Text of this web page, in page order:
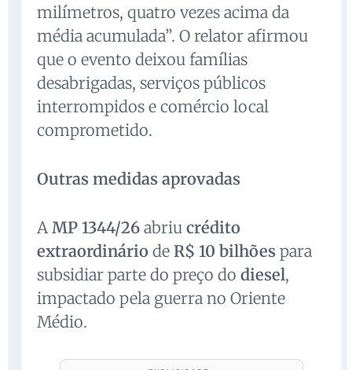
milímetros, quatro vezes acima da
média acumulada”. O relator afirmou
que o evento deixou famílias
desabrigadas, serviços públicos
interrompidos e comércio local
comprometido.
Outras medidas aprovadas
A MP 1344/26 abriu crédito
extraordinário de R$ 10 bilhões para
subsidiar parte do preço do diesel,
impactado pela guerra no Oriente
Médio.